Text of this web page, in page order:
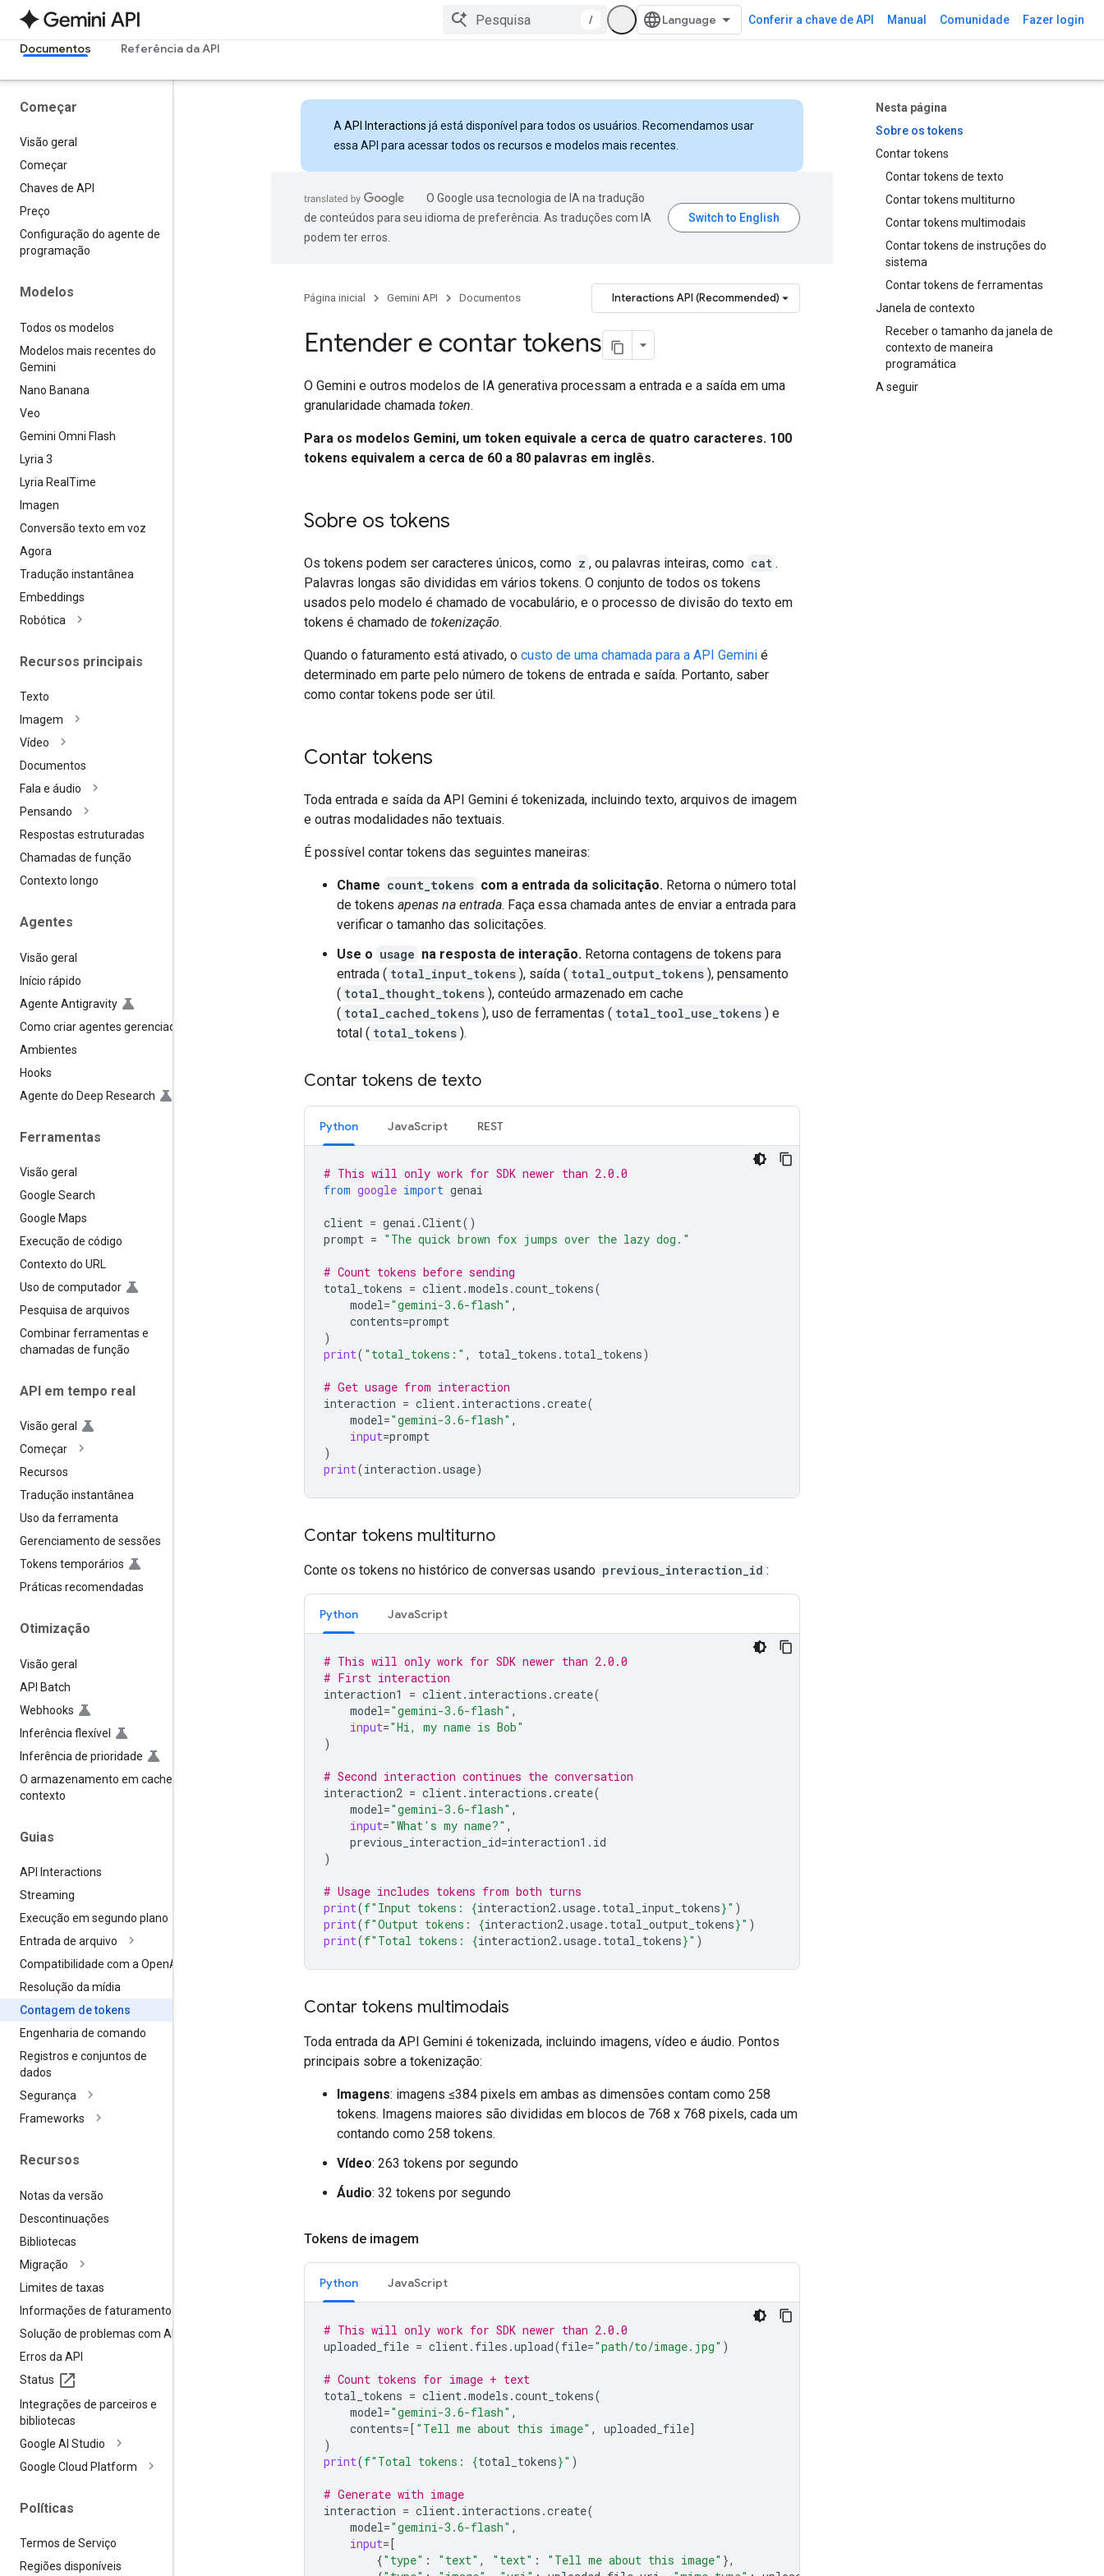
/ Conferir a chave de API Manual Comunidade Fazer login
Documentos Referência da API
Começar
Visão geral
Começar
Chaves de API
Preço
Configuração do agente de
programação
Modelos
Todos os modelos
Modelos mais recentes do
Gemini
Nano Banana
Veo
Gemini Omni Flash
Lyria 3
Lyria Real Time
Imagen
Conversão texto em voz
Agora
Tradução instantânea
Embeddings
Robótica
Recursos principais
Texto
Imagem
Vídeo
Documentos
Fala e áudio
Pensando
Respostas estruturadas
Chamadas de função
Contexto longo
Agentes
Visão geral
Início rápido
Agente Antigravity
Como criar agentes gerenciados
Ambientes
Hooks
Agente do Deep Research
Ferramentas
Visão geral
Google Search
Google Maps
Execução de código
Contexto do URL
Uso de computador
Pesquisa de arquivos
Combinar ferramentas e
chamadas de função
API em tempo real
Visão geral
Começar
Recursos
Tradução instantânea
Uso da ferramenta
Gerenciamento de sessões
Tokens temporários
Práticas recomendadas
Otimização
Visão geral
API Batch
Webhooks
Inferência flexível
Inferência de prioridade
O armazenamento em cache de
contexto
Guias
API Interactions
Streaming
Execução em segundo plano
Entrada de arquivo
Compatibilidade com a OpenAI
Resolução da mídia
Contagem de tokens
Engenharia de comando
Registros e conjuntos de
dados
Segurança
Frameworks
Recursos
Notas da versão
Descontinuações
Bibliotecas
Migração
Limites de taxas
Informações de faturamento
Solução de problemas com APIs
Erros da API
Status
Integrações de parceiros e
bibliotecas
Google AI Studio
Google Cloud Platform
Políticas
Termos de Serviço
Regiões disponíveis
Nesta página
Sobre os tokens
Contar tokens
Contar tokens de texto
Contar tokens multiturno
Contar tokens multimodais
Contar tokens de instruções do
sistema
Contar tokens de ferramentas
Janela de contexto
Receber o tamanho da janela de
contexto de maneira
programática
A seguir
A API Interactions já está disponível para todos os usuários. Recomendamos usar
essa API para acessar todos os recursos e modelos mais recentes.
O Google usa tecnologia de IA na tradução
de conteúdos para seu idioma de preferência. As traduções com IA
podem ter erros.
Página inicial Gemini API Documentos Interactions API (Recommended)
Entender e contar tokens
O Gemini e outros modelos de IA generativa processam a entrada e a saída em uma
granularidade chamada token.
Para os modelos Gemini, um token equivale a cerca de quatro caracteres. 100
tokens equivalem a cerca de 60 a 80 palavras em inglês.
Sobre os tokens
Os tokens podem ser caracteres únicos, como z , ou palavras inteiras, como cat .
Palavras longas são divididas em vários tokens. O conjunto de todos os tokens
usados pelo modelo é chamado de vocabulário, e o processo de divisão do texto em
tokens é chamado de tokenização.
Quando o faturamento está ativado, o custo de uma chamada para a API Gemini é
determinado em parte pelo número de tokens de entrada e saída. Portanto, saber
como contar tokens pode ser útil.
Contar tokens
Toda entrada e saída da API Gemini é tokenizada, incluindo texto, arquivos de imagem
e outras modalidades não textuais.
É possível contar tokens das seguintes maneiras:
Chame count_tokens com a entrada da solicitação. Retorna o número total
de tokens apenas na entrada. Faça essa chamada antes de enviar a entrada para
verificar o tamanho das solicitações.
Use o usage na resposta de interação. Retorna contagens de tokens para
entrada ( total_input_tokens ), saída ( total_output_tokens ), pensamento
( total_thought_tokens ), conteúdo armazenado em cache
( total_cached_tokens ), uso de ferramentas ( total_tool_use_tokens ) e
total ( total_tokens ).
Contar tokens de texto
Python JavaScript REST
# This will only work for SDK newer than 2.0.0
from google import genai
client = genai .Client()
prompt = "The quick brown fox jumps over the lazy dog."
# Count tokens before sending
total_tokens = client.models .count_tokens(
model="gemini-3.6-flash" ,
contents=prompt
)
print( "total_tokens:" , total_tokens . total_tokens)
# Get usage from interaction
interaction = client. interactions .create(
model="gemini-3.6-flash" ,
input=prompt
)
print(interaction .usage)
Contar tokens multiturno
Conte os tokens no histórico de conversas usando previous_interaction_id :
Python JavaScript
# This will only work for SDK newer than 2.0.0
# First interaction
interaction1
= client. interactions .create(
model="gemini-3.6-flash" ,
input="Hi, my name is Bob"
)
# Second interaction continues the conversation
interaction2 = client. interactions .create(
model="gemini-3.6-flash" ,
input="What's my name?" ,
previous_interaction_id=interaction1 . id
)
# Usage includes tokens from both turns
print(f"Input tokens: {interaction2.usage. total_input_tokens}" )
print(f"Output tokens: {interaction2.usage. total_output_tokens}" )
print(f"Total tokens: {interaction2.usage. total_tokens}" )
Contar tokens multimodais
Toda entrada da API Gemini é tokenizada, incluindo imagens, vídeo e áudio. Pontos
principais sobre a tokenização:
Imagens: imagens ≤384 pixels em ambas as dimensões contam como 258
tokens. Imagens maiores são divididas em blocos de 768 x 768 pixels, cada um
contando como 258 tokens.
Vídeo: 263 tokens por segundo
Áudio: 32 tokens por segundo
Tokens de imagem
Python JavaScript
# This will only work for SDK newer than 2.0.0
uploaded_file = client. files .upload(file="path/to/image.jpg" )
# Count tokens for image + text
total_tokens = client.models .count_tokens(
model="gemini-3.6-flash" ,
contents=[ "Tell me about this image" , uploaded_file]
)
print(f"Total tokens: {total_tokens}" )
# Generate with image
interaction = client. interactions .create(
model="gemini-3.6-flash" ,
input=[
{"type" : "text" , "text" : "Tell me about this image" },